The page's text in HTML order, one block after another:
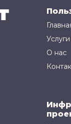
Услуги
О нас